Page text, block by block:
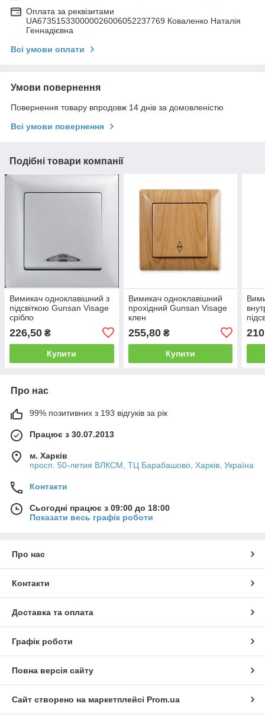
Оплата за реквізитами
UA673515330000026006052237769 Коваленко Наталія
Геннадієвна
Всі умови оплати
Умови повернення
Повернення товару впродовж 14 днів за домовленістю
Всі умови повернення
Подібні товари компанії
Вимикач одноклавішний з
підсвіткою Gunsan Visage
срібло
226,50 ₴
Купити
Вимикач одноклавішний
прохідний Gunsan Visage
клен
255,80₴
Купити
Про нас
99% позитивних з 193 відгуків за рік
Працює з 30.07.2013
м. Харків
просп. 50-летия ВЛКСМ, ТЦ Барабашово, Харків, Україна
Контакти
Сьогодні працює з 09:00 до 18:00
Показати весь графік роботи
Про нас
Контакти
Доставка та оплата
Графік роботи
Повна версія сайту
Сайт створено на маркетплейсі Prom.ua